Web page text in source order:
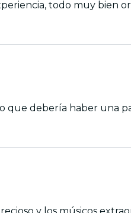
todo muy bien
que debería haber una